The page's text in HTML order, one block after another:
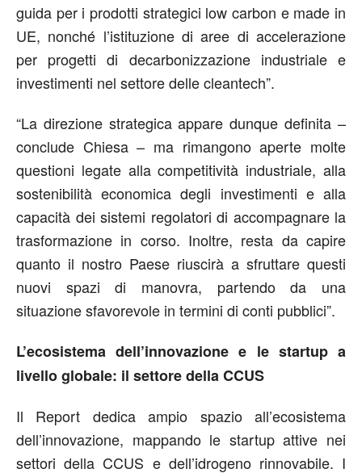
guida per i prodotti strategici low carbon e made in
UE, nonché l’istituzione di aree di accelerazione
per progetti di decarbonizzazione industriale e
investimenti nel settore delle cleantech”.
“La direzione strategica appare dunque definita –
conclude Chiesa – ma rimangono aperte molte
questioni legate alla competitività industriale, alla
sostenibilità economica degli investimenti e alla
capacità dei sistemi regolatori di accompagnare la
trasformazione in corso. Inoltre, resta da capire
quanto il nostro Paese riuscirà a sfruttare questi
nuovi spazi di manovra, partendo da una
situazione sfavorevole in termini di conti pubblici”.
L’ecosistema dell’innovazione e le startup a
livello globale: il settore della CCUS
Il Report dedica ampio spazio all’ecosistema
dell’innovazione, mappando le startup attive nei
settori della CCUS e dell’idrogeno rinnovabile. I